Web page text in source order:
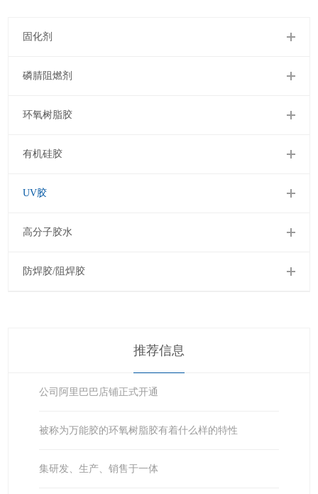
固化剂
磷腈阻燃剂
环氧树脂胶
有机硅胶
UV胶
高分子胶水
防焊胶/阻焊胶
推荐信息
公司阿里巴巴店铺正式开通
被称为万能胶的环氧树脂胶有着什么样的特性
集研发、生产、销售于一体